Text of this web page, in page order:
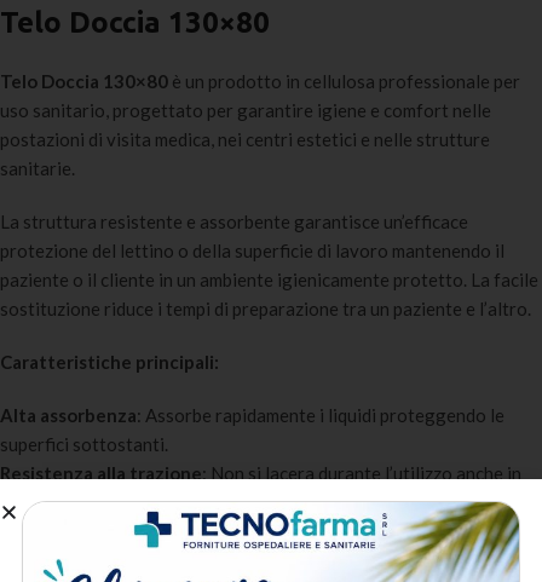
Telo Doccia 130×80
Telo Doccia 130×80 è un prodotto in cellulosa professionale per
uso sanitario, progettato per garantire igiene e comfort nelle
postazioni di visita medica, nei centri estetici e nelle strutture
sanitarie.
La struttura resistente e assorbente garantisce un’efficace
protezione del lettino o della superficie di lavoro mantenendo il
paziente o il cliente in un ambiente igienicamente protetto. La facile
sostituzione riduce i tempi di preparazione tra un paziente e l’altro.
Caratteristiche principali:
Alta assorbenza: Assorbe rapidamente i liquidi proteggendo le
superfici sottostanti.
Resistenza alla trazione: Non si lacera durante l’utilizzo anche in
presenza di umidità.
Superficie morbida: Garantisce il comfort del paziente o del cliente
durante la visita o il trattamento.